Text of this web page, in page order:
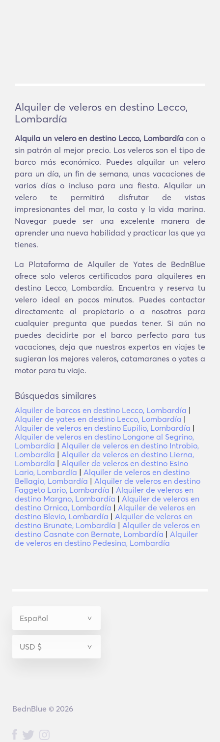
Alquiler de veleros en destino Lecco,
Lombardía
Alquila un velero en destino Lecco, Lombardíacon o
sin patrón al mejor precio. Los veleros son el tipo de
barco más económico. Puedes alquilar un velero
para un día, un fin de semana, unas vacaciones de
varios días o incluso para una fiesta. Alquilar un
velero te permitirá disfrutar de vistas
impresionantes del mar, la costa y la vida marina.
Navegar puede ser una excelente manera de
aprender una nueva habilidad y practicar las que ya
tienes.
La Plataforma de Alquiler de Yates de BednBlue
ofrece solo veleros certificados para alquileres en
destino Lecco, Lombardía. Encuentra y reserva tu
velero ideal en pocos minutos. Puedes contactar
directamente al propietario o a nosotros para
cualquier pregunta que puedas tener. Si aún no
puedes decidirte por el barco perfecto para tus
vacaciones, deja que nuestros expertos en viajes te
sugieran los mejores veleros, catamaranes o yates a
motor para tu viaje.
Búsquedas similares
Alquiler de barcos en destino Lecco, Lombardía |
Alquiler de yates en destino Lecco, Lombardía |
Alquiler de veleros en destino Eupilio, Lombardía |
Alquiler de veleros en destino Longone al Segrino,
Lombardía | Alquiler de veleros en destino Introbio,
Lombardía | Alquiler de veleros en destino Lierna,
Lombardía | Alquiler de veleros en destino Esino
Lario, Lombardía | Alquiler de veleros en destino
Bellagio, Lombardía | Alquiler de veleros en destino
Faggeto Lario, Lombardía | Alquiler de veleros en
destino Margno, Lombardía | Alquiler de veleros en
destino Ornica, Lombardía | Alquiler de veleros en
destino Blevio, Lombardía | Alquiler de veleros en
destino Brunate, Lombardía | Alquiler de veleros en
destino Casnate con Bernate, Lombardía | Alquiler
de veleros en destino Pedesina, Lombardía
BednBlue © 2026